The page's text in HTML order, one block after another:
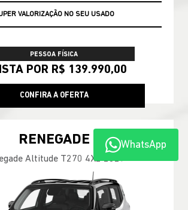
VALORIZAÇÃO NO SEU USADO
PESSOA FÍSICA
POR R$ 139.990,00
CONFIRA A OFERTA
RENEGADE
Altitude T270 4X2 2027
WhatsApp